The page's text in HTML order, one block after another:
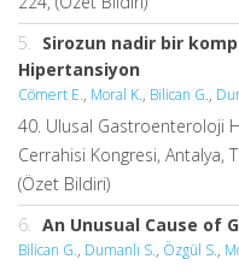
5. Sirozun nadir bir
Hipertansiyon
Cömert E., Moral K., Bilican G.,
40. Ulusal Gastroenteroloji
Cerrahisi Kongresi, Antalya,
(Özet Bildiri)
6. An Unusual Cause of
Bilican G., Dumanlı S., Özgül S.,